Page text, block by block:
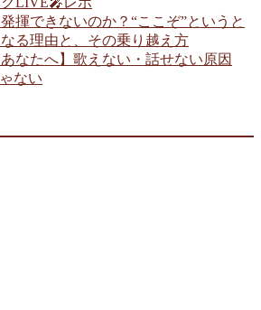
揮できないのか？“ここぞ”というと
る理由と、その乗り越え方
あなたへ】歌えない・話せない原因
ない